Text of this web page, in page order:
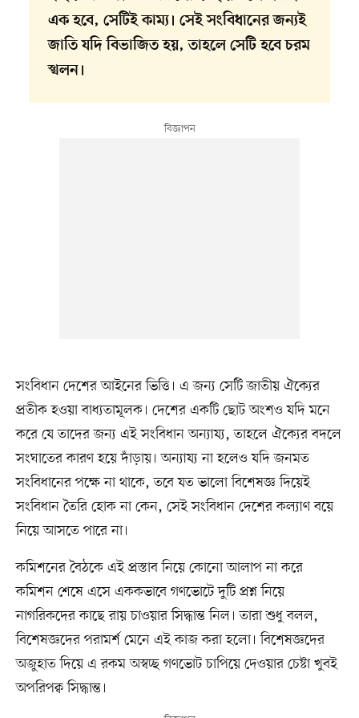
এক হবে, সেটিই কাম্য। সেই সংবিধানের জন্যই
জাতি যদি বিভাজিত হয়, তাহলে সেটি হবে চরম
স্খলন।
সংবিধান দেশের আইনের ভিত্তি। এ জন্য সেটি জাতীয় ঐক্যের
প্রতীক হওয়া বাধ্যতামূলক। দেশের একটি ছোট অংশও যদি মনে
করে যে তাদের জন্য এই সংবিধান অন্যায্য, তাহলে ঐক্যের বদলে
সংঘাতের কারণ হয়ে দাঁড়ায়। অন্যায্য না হলেও যদি জনমত
সংবিধানের পক্ষে না থাকে, তবে যত ভালো বিশেষজ্ঞ দিয়েই
সংবিধান তৈরি হোক না কেন, সেই সংবিধান দেশের কল্যাণ বয়ে
নিয়ে আসতে পারে না।
কমিশনের বৈঠকে এই প্রস্তাব নিয়ে কোনো আলাপ না করে
কমিশন শেষে এসে এককভাবে গণভোটে দুটি প্রশ্ন নিয়ে
নাগরিকদের কাছে রায় চাওয়ার সিদ্ধান্ত নিল। তারা শুধু বলল,
বিশেষজ্ঞদের পরামর্শ মেনে এই কাজ করা হলো। বিশেষজ্ঞদের
অজুহাত দিয়ে এ রকম অস্বচ্ছ গণভোট চাপিয়ে দেওয়ার চেষ্টা খুবই
অপরিপক্ব সিদ্ধান্ত।